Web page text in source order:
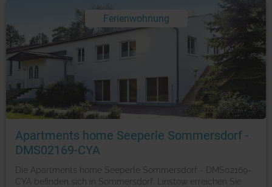
Ferienwohnung
Foto: © booking.com
Apartments home Seeperle Sommersdorf -
DMS02169-CYA
Die Apartments home Seeperle Sommersdorf - DMS02169-
CYA befinden sich in Sommersdorf. Linstow erreichen Sie